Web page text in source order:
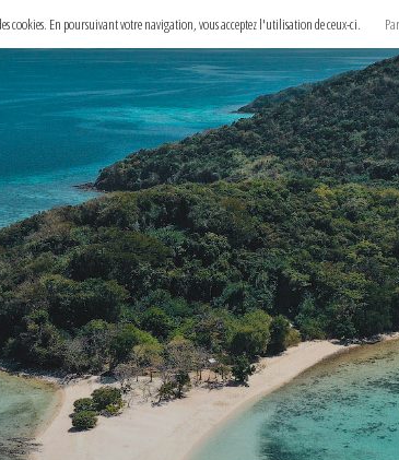
cookies. En poursuivant votre navigation, vous acceptez l'utilisation de ceux-ci.